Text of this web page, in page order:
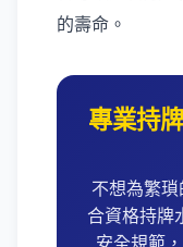
的壽命。
專業持
不想為繁
合資格持牌